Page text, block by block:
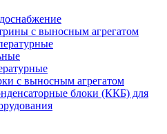
с выносным агрегатом
с выносным агрегатом
блоки (ККБ) для